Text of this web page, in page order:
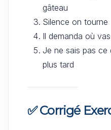
gâteau
Silence on tourne
Il demanda où
Je ne sais pas ce
plus tard
✅ Corrigé